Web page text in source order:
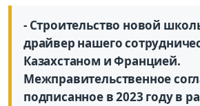
- Строительство новой
драйвер нашего
Казахстаном и Францией.
Межправительственное
подписанное в 2023 году в